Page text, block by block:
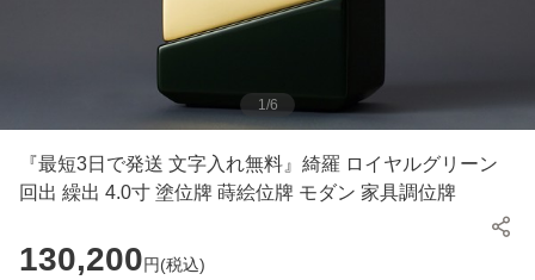
1/6
『最短3日で発送 文字入れ無料』綺羅 ロイヤルグリーン
回出 繰出 4.0寸 塗位牌 蒔絵位牌 モダン 家具調位牌
130,200円(税込)